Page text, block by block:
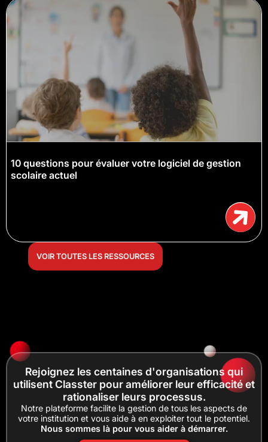
10 questions pour évaluer votre logiciel de gestion
scolaire actuel
VOIR TOUTES LES RESSOURCES
Rejoignez les centaines d'organisations qui
utilisent Classter pour améliorer leur efficacité et
rationaliser leurs processus.
Notre plateforme facilite la gestion de tous les aspects de
votre institution et vous aide à en exploiter tout le potentiel.
Nous sommes là pour vous aider à démarrer.